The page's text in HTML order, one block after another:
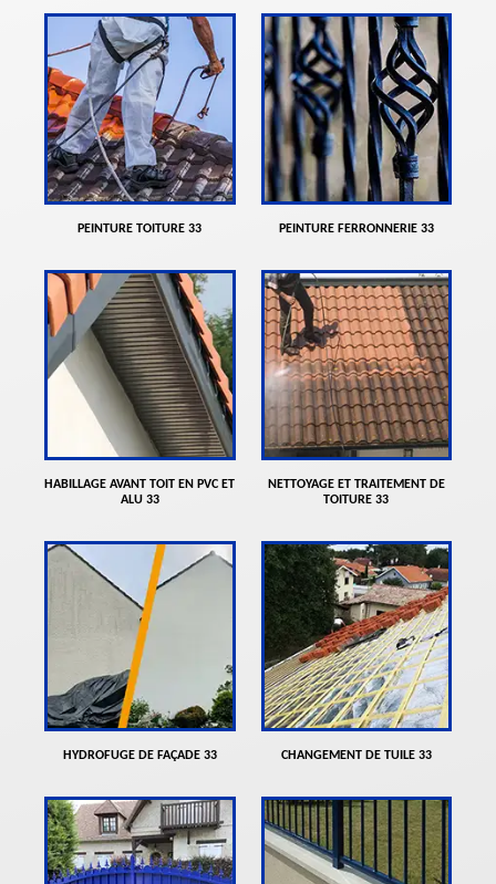
PEINTURE TOITURE 33 PEINTURE FERRONNERIE 33
HABILLAGE AVANT TOIT EN PVC ET
ALU 33
NETTOYAGE ET TRAITEMENT DE
TOITURE 33
HYDROFUGE DE FAÇADE 33 CHANGEMENT DE TUILE 33